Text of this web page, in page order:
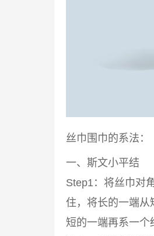
丝巾围巾的系法：
一、斯文小平结
Step1：将丝巾对
住，将长的一端
短的一端再系一个